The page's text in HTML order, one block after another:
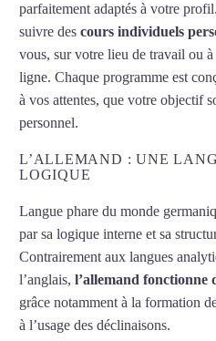
parfaitement adaptés à votre
suivre des cours individuels
vous, sur votre lieu de travail ou
ligne. Chaque programme est
à vos attentes, que votre objectif
personnel.
L’ALLEMAND : UNE
LOGIQUE
Langue phare du monde
par sa logique interne et sa
Contrairement aux langues
l’anglais, l’allemand fonctionne
grâce notamment à la formation
à l’usage des déclinaisons.